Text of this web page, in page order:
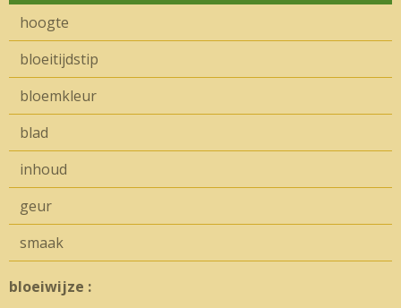
hoogte
bloeitijdstip
bloemkleur
blad
inhoud
geur
smaak
bloeiwijze :